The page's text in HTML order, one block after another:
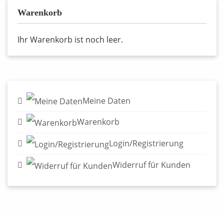
Warenkorb
Ihr Warenkorb ist noch leer.
Meine Daten
Warenkorb
Login/Registrierung
Widerruf für Kunden